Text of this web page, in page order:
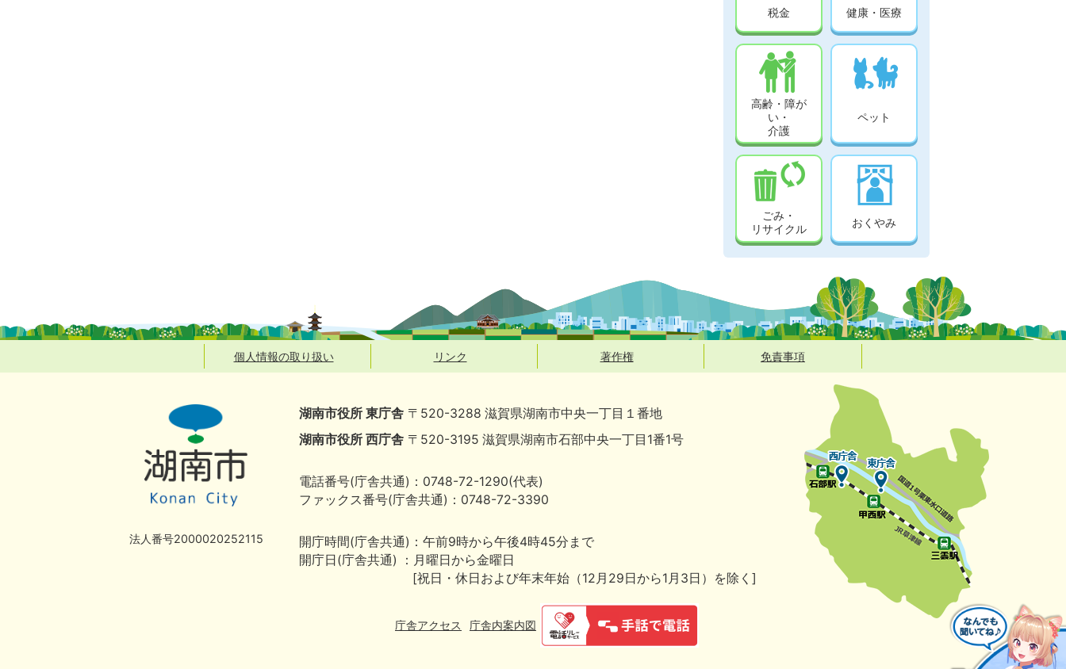
税金 健康・医療
高齢・障が
い・
介護
ペット
ごみ・
リサイクル
おくやみ
個人情報の取り扱い リンク 著作権 免責事項
法人番号2000020252115
湖南市役所 東庁舎 〒520-3288 滋賀県湖南市中央一丁目１番地
湖南市役所 西庁舎 〒520-3195 滋賀県湖南市石部中央一丁目1番1号
電話番号(庁舎共通)：0748-72-1290(代表)
ファックス番号(庁舎共通)：0748-72-3390
開庁時間(庁舎共通)：午前9時から午後4時45分まで
開庁日(庁舎共通) ：月曜日から金曜日
[祝日・休日および年末年始（12月29日から1月3日）を除く]
庁舎アクセス 庁舎内案内図